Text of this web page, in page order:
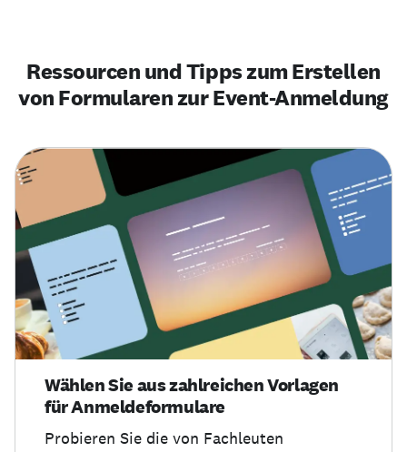
Ressourcen und Tipps zum Erstellen
von Formularen zur Event-Anmeldung
Wählen Sie aus zahlreichen Vorlagen
für Anmeldeformulare
Probieren Sie die von Fachleuten